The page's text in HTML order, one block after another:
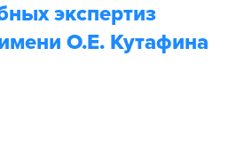
экспертиз
О.Е. Кутафина